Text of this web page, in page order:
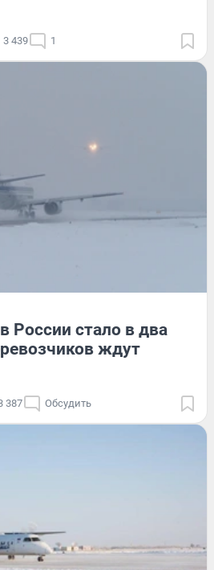
3 439 1
России стало в два
ждут
387 Обсудить